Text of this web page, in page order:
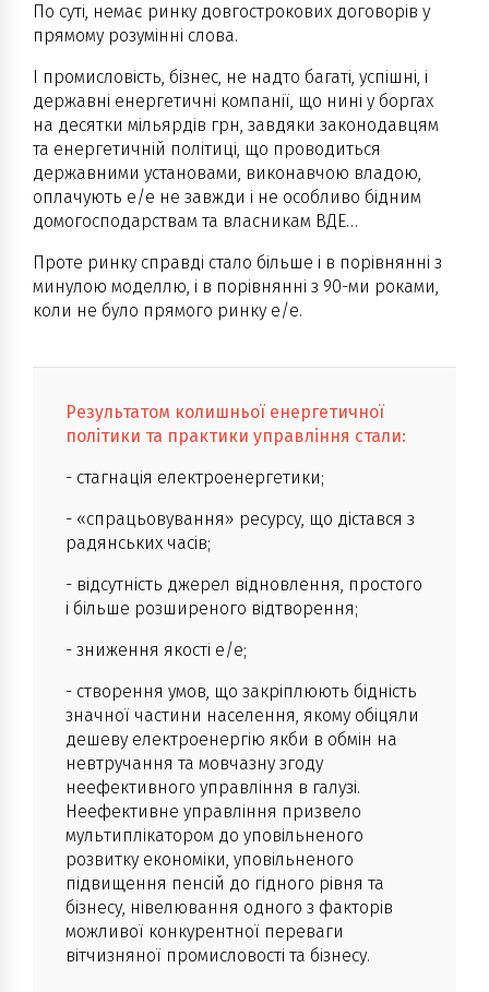
По суті, немає ринку довгострокових договорів у
прямому розумінні слова.
І промисловість, бізнес, не надто багаті, успішні, і
державні енергетичні компанії, що нині у боргах
на десятки мільярдів грн, завдяки законодавцям
та енергетичній політиці, що проводиться
державними установами, виконавчою владою,
оплачують е/е не завжди і не особливо бідним
домогосподарствам та власникам ВДЕ…
Проте ринку справді стало більше і в порівнянні з
минулою моделлю, і в порівнянні з 90-ми роками,
коли не було прямого ринку е/е.
Результатом колишньої енергетичної
політики та практики управління стали:
- стагнація електроенергетики;
- «спрацьовування» ресурсу, що дістався з
радянських часів;
- відсутність джерел відновлення, простого
і більше розширеного відтворення;
- зниження якості е/е;
- створення умов, що закріплюють бідність
значної частини населення, якому обіцяли
дешеву електроенергію якби в обмін на
невтручання та мовчазну згоду
неефективного управління в галузі.
Неефективне управління призвело
мультиплікатором до уповільненого
розвитку економіки, уповільненого
підвищення пенсій до гідного рівня та
бізнесу, нівелювання одного з факторів
можливої конкурентної переваги
вітчизняної промисловості та бізнесу.